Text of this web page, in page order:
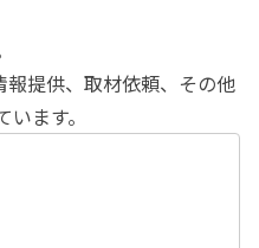
提供、取材依頼、その他
ます。